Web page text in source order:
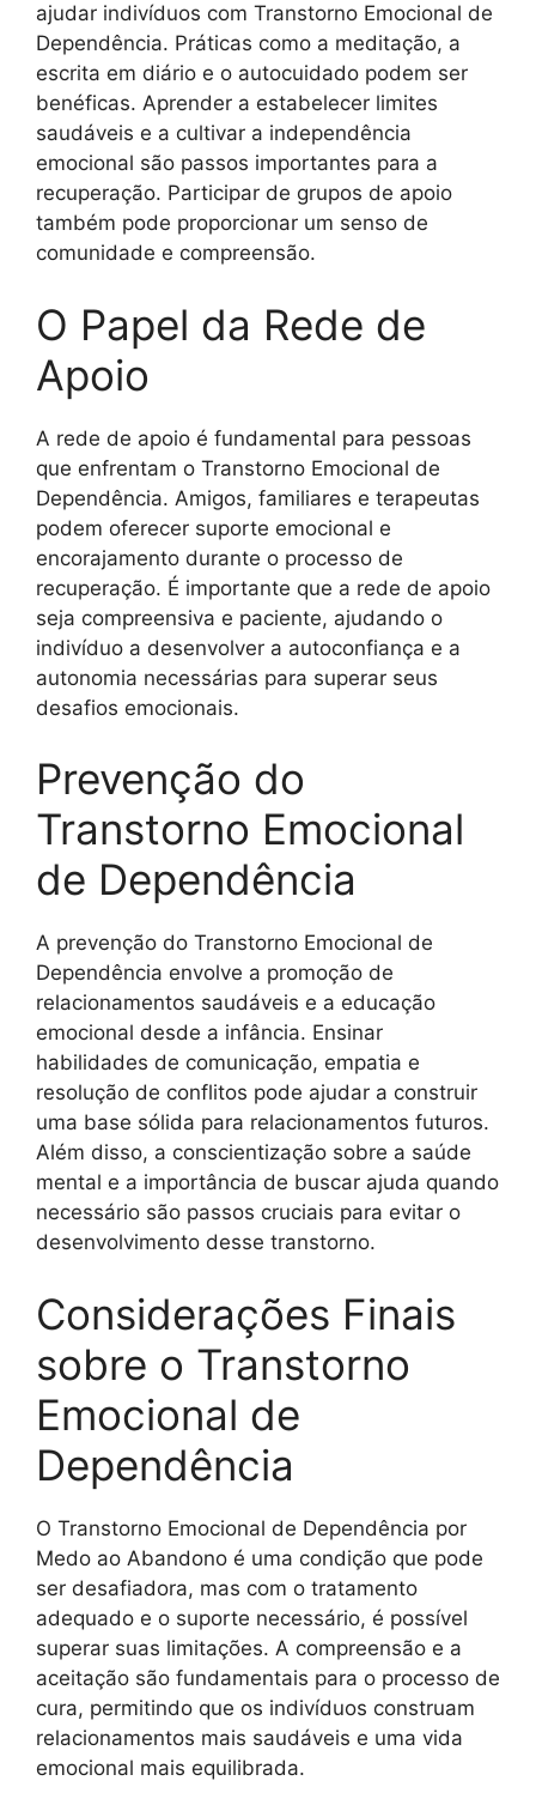
ajudar indivíduos com Transtorno Emocional de
Dependência. Práticas como a meditação, a
escrita em diário e o autocuidado podem ser
benéficas. Aprender a estabelecer limites
saudáveis e a cultivar a independência
emocional são passos importantes para a
recuperação. Participar de grupos de apoio
também pode proporcionar um senso de
comunidade e compreensão.
O Papel da Rede de
Apoio
A rede de apoio é fundamental para pessoas
que enfrentam o Transtorno Emocional de
Dependência. Amigos, familiares e terapeutas
podem oferecer suporte emocional e
encorajamento durante o processo de
recuperação. É importante que a rede de apoio
seja compreensiva e paciente, ajudando o
indivíduo a desenvolver a autoconfiança e a
autonomia necessárias para superar seus
desafios emocionais.
Prevenção do
Transtorno Emocional
de Dependência
A prevenção do Transtorno Emocional de
Dependência envolve a promoção de
relacionamentos saudáveis e a educação
emocional desde a infância. Ensinar
habilidades de comunicação, empatia e
resolução de conflitos pode ajudar a construir
uma base sólida para relacionamentos futuros.
Além disso, a conscientização sobre a saúde
mental e a importância de buscar ajuda quando
necessário são passos cruciais para evitar o
desenvolvimento desse transtorno.
Considerações Finais
sobre o Transtorno
Emocional de
Dependência
O Transtorno Emocional de Dependência por
Medo ao Abandono é uma condição que pode
ser desafiadora, mas com o tratamento
adequado e o suporte necessário, é possível
superar suas limitações. A compreensão e a
aceitação são fundamentais para o processo de
cura, permitindo que os indivíduos construam
relacionamentos mais saudáveis e uma vida
emocional mais equilibrada.